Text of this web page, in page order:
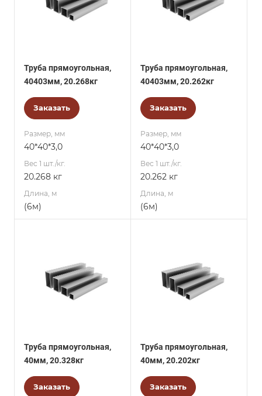
Труба прямоугольная,
40403мм, 20.268кг
Заказать
Размер, мм
40*40*3,0
Вес 1 шт./кг.
20.268 кг
Длина, м
(6м)
Труба прямоугольная,
40403мм, 20.262кг
Заказать
Размер, мм
40*40*3,0
Вес 1 шт./кг.
20.262 кг
Длина, м
(6м)
Труба прямоугольная,
40мм, 20.328кг
Заказать
Труба прямоугольная,
40мм, 20.202кг
Заказать